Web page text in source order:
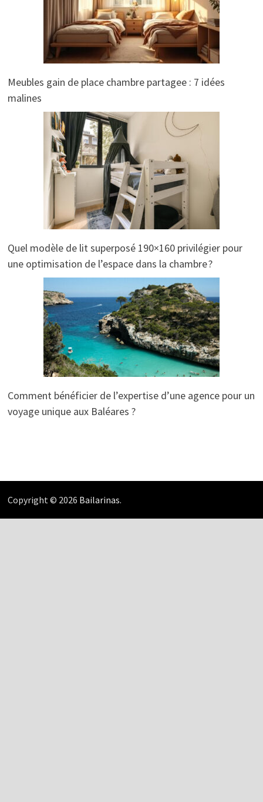
Meubles gain de place chambre partagee : 7 idées
malines
Quel modèle de lit superposé 190×160 privilégier pour
une optimisation de l’espace dans la chambre ?
Comment bénéficier de l’expertise d’une agence pour un
voyage unique aux Baléares ?
Copyright © 2026 Bailarinas.